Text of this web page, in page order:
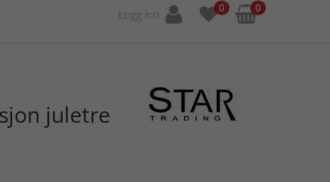
Logg inn 0 0
juletre